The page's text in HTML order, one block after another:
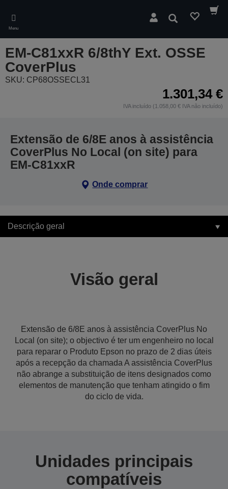
main
content
Menu
Pesquisar
EM-C81xxR 6/8thY Ext. OSSE
CoverPlus
SKU: CP68OSSECL31
1.301,34 €
IVA incluído (1.058,00 € IVA não incluído)
Extensão de 6/8E anos à assistência
CoverPlus No Local (on site) para
EM-C81xxR
Onde comprar
Descrição geral
Visão geral
Extensão de 6/8E anos à assistência CoverPlus No
Local (on site); o objectivo é ter um engenheiro no local
para reparar o Produto Epson no prazo de 2 dias úteis
após a recepção da chamada A assistência CoverPlus
não abrange a substituição de itens designados como
elementos de manutenção que tenham atingido o fim
do ciclo de vida.
Unidades principais
compatíveis